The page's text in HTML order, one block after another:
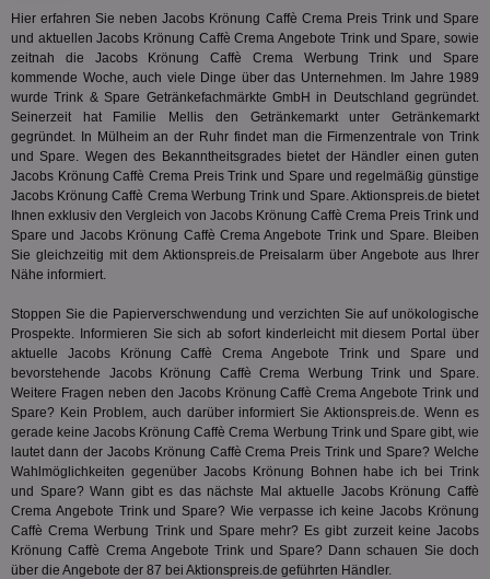
Hier erfahren Sie neben Jacobs Krönung Caffè Crema Preis Trink und Spare
und aktuellen Jacobs Krönung Caffè Crema Angebote Trink und Spare, sowie
zeitnah die Jacobs Krönung Caffè Crema Werbung Trink und Spare
kommende Woche, auch viele Dinge über das Unternehmen. Im Jahre 1989
wurde Trink & Spare Getränkefachmärkte GmbH in Deutschland gegründet.
Seinerzeit hat Familie Mellis den Getränkemarkt unter Getränkemarkt
gegründet. In Mülheim an der Ruhr findet man die Firmenzentrale von Trink
und Spare. Wegen des Bekanntheitsgrades bietet der Händler einen guten
Jacobs Krönung Caffè Crema Preis Trink und Spare und regelmäßig günstige
Jacobs Krönung Caffè Crema Werbung Trink und Spare. Aktionspreis.de bietet
Ihnen exklusiv den Vergleich von Jacobs Krönung Caffè Crema Preis Trink und
Spare und Jacobs Krönung Caffè Crema Angebote Trink und Spare. Bleiben
Sie gleichzeitig mit dem Aktionspreis.de Preisalarm über Angebote aus Ihrer
Nähe informiert.
Stoppen Sie die Papierverschwendung und verzichten Sie auf unökologische
Prospekte. Informieren Sie sich ab sofort kinderleicht mit diesem Portal über
aktuelle Jacobs Krönung Caffè Crema Angebote Trink und Spare und
bevorstehende Jacobs Krönung Caffè Crema Werbung Trink und Spare.
Weitere Fragen neben den Jacobs Krönung Caffè Crema Angebote Trink und
Spare? Kein Problem, auch darüber informiert Sie Aktionspreis.de. Wenn es
gerade keine Jacobs Krönung Caffè Crema Werbung Trink und Spare gibt, wie
lautet dann der Jacobs Krönung Caffè Crema Preis Trink und Spare? Welche
Wahlmöglichkeiten gegenüber Jacobs Krönung Bohnen habe ich bei Trink
und Spare? Wann gibt es das nächste Mal aktuelle Jacobs Krönung Caffè
Crema Angebote Trink und Spare? Wie verpasse ich keine Jacobs Krönung
Caffè Crema Werbung Trink und Spare mehr? Es gibt zurzeit keine Jacobs
Krönung Caffè Crema Angebote Trink und Spare? Dann schauen Sie doch
über die Angebote der 87 bei Aktionspreis.de geführten Händler.
des
zu
c
.creative-
serving.com
12 Monate
wie
die
fw_ts
.optinadserving.com 1 Jahr
zu
die
wird,
uid-bp-26913
.ads.stickyadstv.com 1 Monat
wfivefivec
Roku Inc.
.w55c.net
1 Jahr 1
Monat
KADUSERCOOKIE
PubMatic Inc.
.pubmatic.com
1 Jahr
A3
Yahoo! Inc.
.yahoo.com
1 Jahr
tt_viewer
Teads B.V.
.teads.tv
12 Monate 4
Tage
mit A/B-
die
Chrome-
ar_debug
.googleadservices.com
3 Monate
receive-
cookie-
deprecation
.doubleclick.net 6 Monate
__gpi .aktionspreis.de
1 Jahr
uid-bp-892
.ads.stickyadstv.com
2 Monate
receive-
cookie-
deprecation
.adnxs.com
1 Jahr 1
Monat
__eoi .aktionspreis.de
6 Monate
uid-bp-717
.ads.stickyadstv.com
1 Monat
OpenX
.openx.net
uid-bp-951 .ads.stickyadstv.com
2 Monate
receive-
cookie-
deprecation
.criteo.com 1 Jahr
APC .doubleclick.net 6 Monate